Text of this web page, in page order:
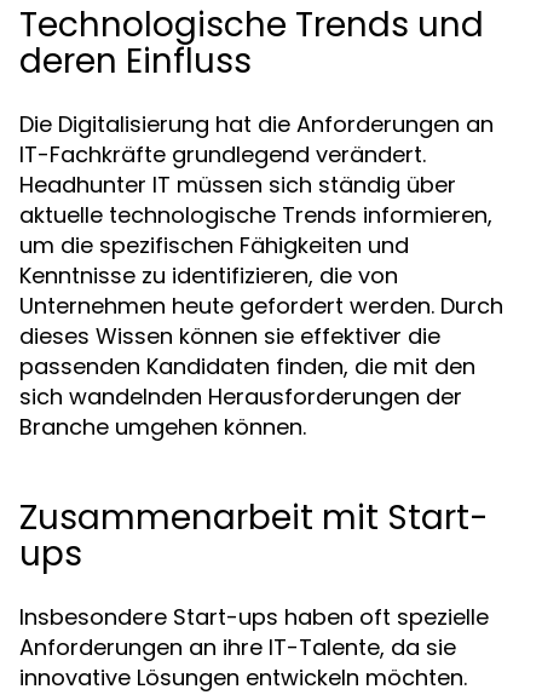
Technologische Trends und
deren Einfluss
Die Digitalisierung hat die Anforderungen an
IT-Fachkräfte grundlegend verändert.
Headhunter IT müssen sich ständig über
aktuelle technologische Trends informieren,
um die spezifischen Fähigkeiten und
Kenntnisse zu identifizieren, die von
Unternehmen heute gefordert werden. Durch
dieses Wissen können sie effektiver die
passenden Kandidaten finden, die mit den
sich wandelnden Herausforderungen der
Branche umgehen können.
Zusammenarbeit mit Start-
ups
Insbesondere Start-ups haben oft spezielle
Anforderungen an ihre IT-Talente, da sie
innovative Lösungen entwickeln möchten.